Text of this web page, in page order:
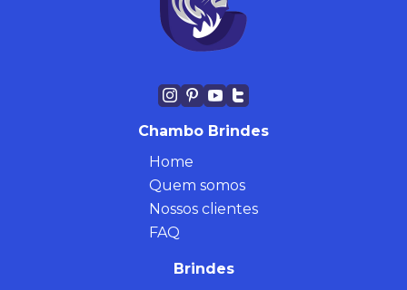
Chambo Brindes
Home
Quem somos
Nossos clientes
FAQ
Brindes